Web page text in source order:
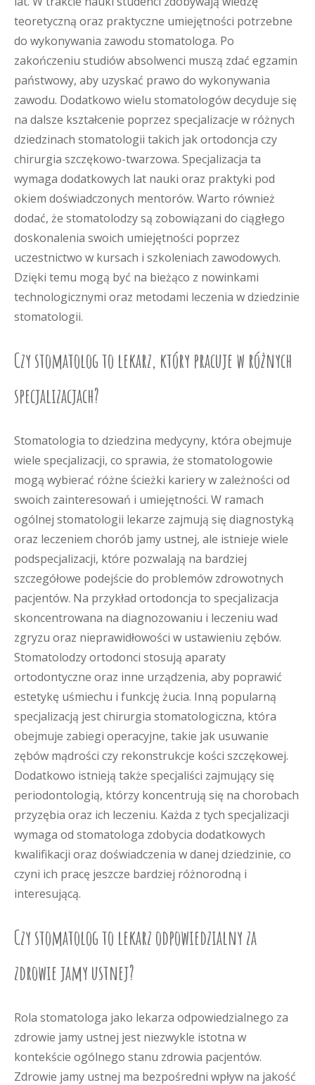
teoretyczną oraz praktyczne umiejętności potrzebne
do wykonywania zawodu stomatologa. Po
zakończeniu studiów absolwenci muszą zdać egzamin
państwowy, aby uzyskać prawo do wykonywania
zawodu. Dodatkowo wielu stomatologów decyduje się
na dalsze kształcenie poprzez specjalizacje w różnych
dziedzinach stomatologii takich jak ortodoncja czy
chirurgia szczękowo-twarzowa. Specjalizacja ta
wymaga dodatkowych lat nauki oraz praktyki pod
okiem doświadczonych mentorów. Warto również
dodać, że stomatolodzy są zobowiązani do ciągłego
doskonalenia swoich umiejętności poprzez
uczestnictwo w kursach i szkoleniach zawodowych.
Dzięki temu mogą być na bieżąco z nowinkami
technologicznymi oraz metodami leczenia w dziedzinie
stomatologii.
Czy stomatolog to lekarz, który pracuje w różnych
specjalizacjach?
Stomatologia to dziedzina medycyny, która obejmuje
wiele specjalizacji, co sprawia, że stomatologowie
mogą wybierać różne ścieżki kariery w zależności od
swoich zainteresowań i umiejętności. W ramach
ogólnej stomatologii lekarze zajmują się diagnostyką
oraz leczeniem chorób jamy ustnej, ale istnieje wiele
podspecjalizacji, które pozwalają na bardziej
szczegółowe podejście do problemów zdrowotnych
pacjentów. Na przykład ortodoncja to specjalizacja
skoncentrowana na diagnozowaniu i leczeniu wad
zgryzu oraz nieprawidłowości w ustawieniu zębów.
Stomatolodzy ortodonci stosują aparaty
ortodontyczne oraz inne urządzenia, aby poprawić
estetykę uśmiechu i funkcję żucia. Inną popularną
specjalizacją jest chirurgia stomatologiczna, która
obejmuje zabiegi operacyjne, takie jak usuwanie
zębów mądrości czy rekonstrukcje kości szczękowej.
Dodatkowo istnieją także specjaliści zajmujący się
periodontologią, którzy koncentrują się na chorobach
przyzębia oraz ich leczeniu. Każda z tych specjalizacji
wymaga od stomatologa zdobycia dodatkowych
kwalifikacji oraz doświadczenia w danej dziedzinie, co
czyni ich pracę jeszcze bardziej różnorodną i
interesującą.
Czy stomatolog to lekarz odpowiedzialny za
zdrowie jamy ustnej?
Rola stomatologa jako lekarza odpowiedzialnego za
zdrowie jamy ustnej jest niezwykle istotna w
kontekście ogólnego stanu zdrowia pacjentów.
Zdrowie jamy ustnej ma bezpośredni wpływ na jakość